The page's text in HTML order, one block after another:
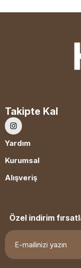
Takipte Kal
Yardım
Kurumsal
Alışveriş
Özel indirim